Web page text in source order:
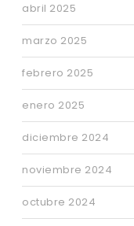
abril 2025
marzo 2025
febrero 2025
enero 2025
diciembre 2024
noviembre 2024
octubre 2024